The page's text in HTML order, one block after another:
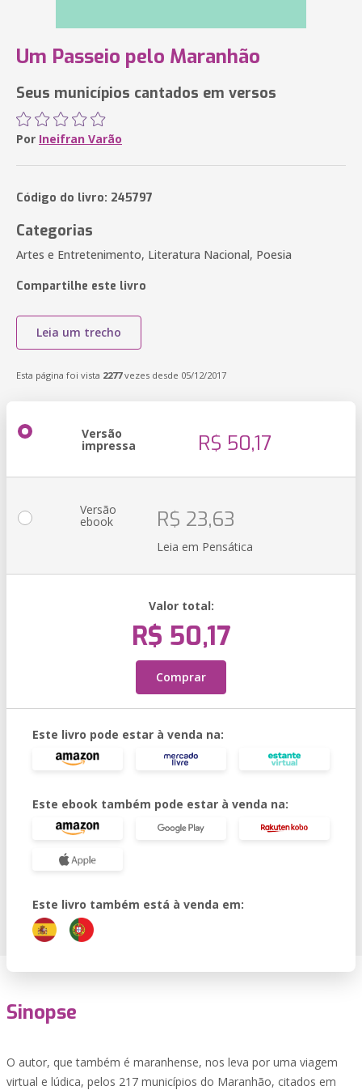
Um Passeio pelo Maranhão
Seus municípios cantados em versos
Por Ineifran Varão
Código do livro: 245797
Categorias
Artes e Entretenimento, Literatura Nacional, Poesia
Compartilhe este livro
Leia um trecho
Esta página foi vista 2277vezes desde 05/12/2017
Versão
impressa R$ 50,17
Versão
ebook R$ 23,63
Leia em Pensática
Valor total:
R$ 50,17
Comprar
Este livro pode estar à venda na:
Este ebook também pode estar à venda na:
Este livro também está à venda em:
Sinopse
O autor, que também é maranhense, nos leva por uma viagem
virtual e lúdica, pelos 217 municípios do Maranhão, citados em